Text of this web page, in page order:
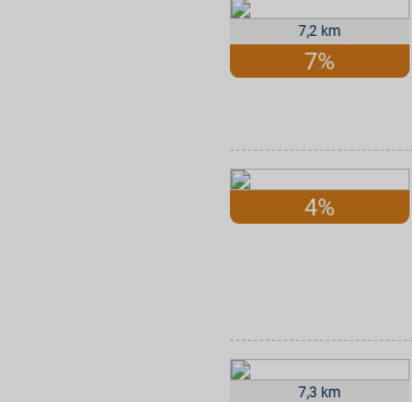
7,2 km
7%
4%
7,3 km